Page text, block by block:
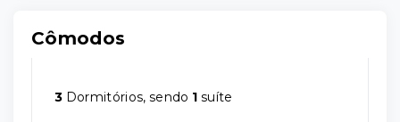
Cômodos
3 Dormitórios, sendo 1 suíte